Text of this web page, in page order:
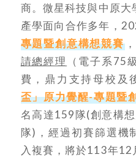
商。微星科技與中原
產學面向合作多年，
專題暨創意構想競賽
請總經理
（電子系75
費，鼎力支持母校及
盃」原力覺醒-專題暨
名高達159隊(創意構
隊)，經過初賽篩選機
入複賽，將於113年